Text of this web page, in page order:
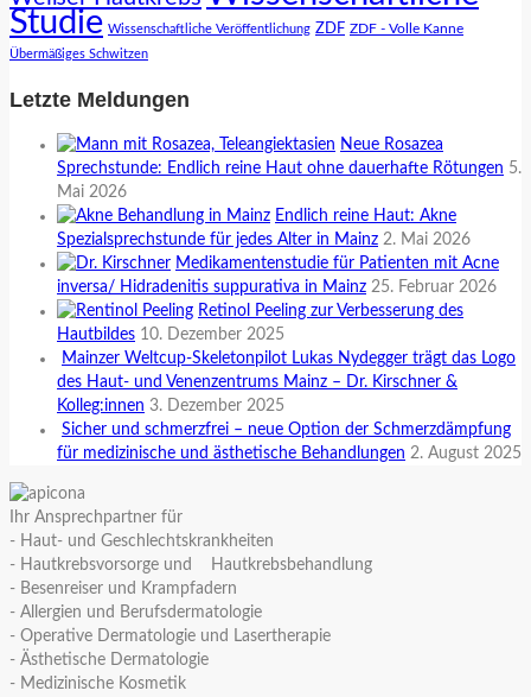
Studie Wissenschaftliche Veröffentlichung ZDF ZDF - Volle Kanne
Übermäßiges Schwitzen
Letzte Meldungen
Neue Rosazea
Sprechstunde: Endlich reine Haut ohne dauerhafte Rötungen 5.
Mai 2026
Endlich reine Haut: Akne
Spezialsprechstunde für jedes Alter in Mainz 2. Mai 2026
Medikamentenstudie für Patienten mit Acne
inversa/ Hidradenitis suppurativa in Mainz 25. Februar 2026
Retinol Peeling zur Verbesserung des
Hautbildes 10. Dezember 2025
Mainzer Weltcup-Skeletonpilot Lukas Nydegger trägt das Logo
des Haut- und Venenzentrums Mainz – Dr. Kirschner &
Kolleg:innen 3. Dezember 2025
Sicher und schmerzfrei – neue Option der Schmerzdämpfung
für medizinische und ästhetische Behandlungen 2. August 2025
Ihr Ansprechpartner für
- Haut- und Geschlechtskrankheiten
- Hautkrebsvorsorge und Hautkrebsbehandlung
- Besenreiser und Krampfadern
- Allergien und Berufsdermatologie
- Operative Dermatologie und Lasertherapie
- Ästhetische Dermatologie
- Medizinische Kosmetik